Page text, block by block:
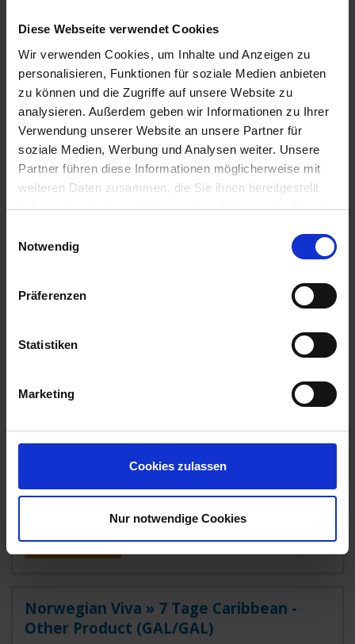
Diese Webseite verwendet Cookies
Wir verwenden Cookies, um Inhalte und Anzeigen zu
personalisieren, Funktionen für soziale Medien anbieten
zu können und die Zugriffe auf unsere Website zu
analysieren. Außerdem geben wir Informationen zu Ihrer
Verwendung unserer Website an unsere Partner für
soziale Medien, Werbung und Analysen weiter. Unsere
Partner führen diese Informationen möglicherweise mit
weiteren Daten zusammen, die Sie ihnen bereitgestellt
haben oder die sie im Rahmen Ihrer Nutzung der Dienste
Notwendig
Präferenzen
Statistiken
Marketing
Cookies zulassen
Nur notwendige Cookies
Norwegian Viva » 7 Tage Caribbean -
Other Product (GAL/GAL)
05. DEZ 2026 BIS 12. DEZ 2026 AB/BIS GALVESTON
Norwegian Viva
das Leben an Bord in vollen Zügen zu genießen. Das 2023
erstmalig in See
755,-
Zum Angebot
Norwegian Viva » 7 Tage Caribbean -
Other Product (GAL/GAL)